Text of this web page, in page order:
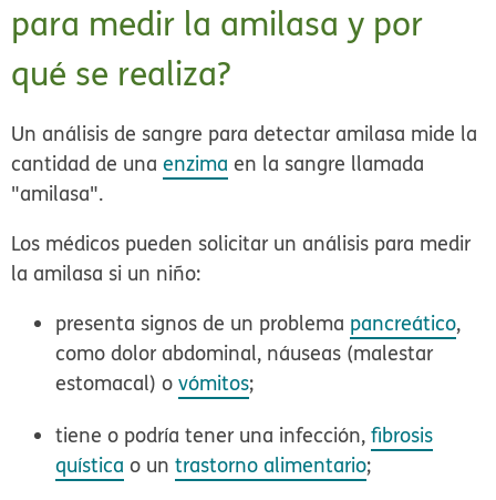
para medir la amilasa y por
qué se realiza?
Un análisis de sangre para detectar amilasa mide la
cantidad de unaenzima en la sangre llamada
"amilasa".
Los médicos pueden solicitar un análisis para medir
la amilasa si un niño:
presenta signos de un problema pancreático,
como dolor abdominal, náuseas (malestar
estomacal) ovómitos;
tiene o podría tener una infección,fibrosis
quística o untrastorno alimentario;